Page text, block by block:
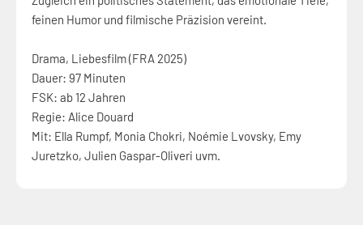
feinen Humor und filmische Präzision vereint.
Drama, Liebesfilm (FRA 2025)
Dauer: 97 Minuten
FSK: ab 12 Jahren
Regie: Alice Douard
Mit: Ella Rumpf, Monia Chokri, Noémie Lvovsky, Emy
Juretzko, Julien Gaspar-Oliveri uvm.